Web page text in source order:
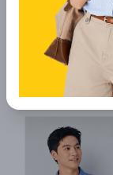
nghiên cứu
vào dòng
nam. Những
trên đặc
khắc phục
mang lại sự